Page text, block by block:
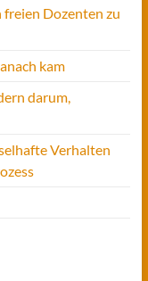
Dozenten zu
kam
darum,
Verhalten